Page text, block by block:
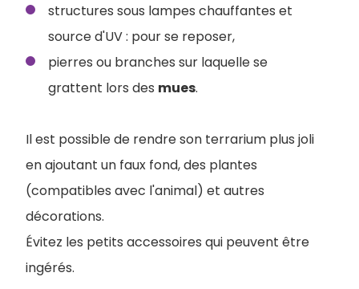
structures sous lampes chauffantes et
source d'UV : pour se reposer,
pierres ou branches sur laquelle se
grattent lors des mues.
Il est possible de rendre son terrarium plus joli
en ajoutant un faux fond, des plantes
(compatibles avec l'animal) et autres
décorations.
Évitez les petits accessoires qui peuvent être
ingérés.